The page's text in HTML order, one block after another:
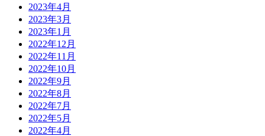
2023年4月
2023年3月
2023年1月
2022年12月
2022年11月
2022年10月
2022年9月
2022年8月
2022年7月
2022年5月
2022年4月